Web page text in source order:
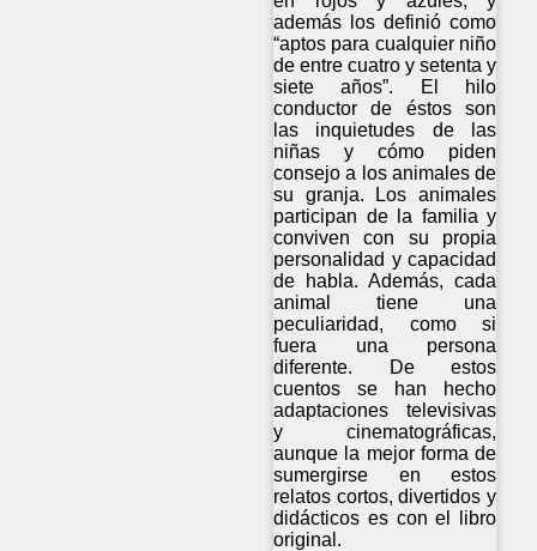
además los definió como
“aptos para cualquier niño
de entre cuatro y setenta y
siete años”. El hilo
conductor de éstos son
las inquietudes de las
niñas y cómo piden
consejo a los animales de
su granja. Los animales
participan de la familia y
conviven con su propia
personalidad y capacidad
de habla. Además, cada
animal tiene una
peculiaridad, como si
fuera una persona
diferente. De estos
cuentos se han hecho
adaptaciones televisivas
y cinematográficas,
aunque la mejor forma de
sumergirse en estos
relatos cortos, divertidos y
didácticos es con el libro
original.